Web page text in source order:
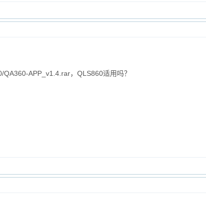
APP_v1.4.rar，QLS860适用吗？